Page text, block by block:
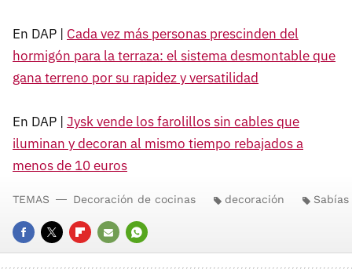
En DAP | Cada vez más personas prescinden del
hormigón para la terraza: el sistema desmontable que
gana terreno por su rapidez y versatilidad
En DAP | Jysk vende los farolillos sin cables que
iluminan y decoran al mismo tiempo rebajados a
menos de 10 euros
FACEBOOK
TWITTERFLIPBOARD
E-
WHATSAPP
TEMAS Decoración de cocinas decoración